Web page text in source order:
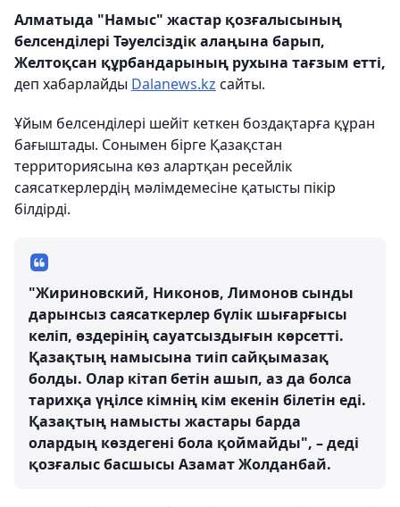
Алматыда "Намыс" жастар қозғалысының
белсенділері Тәуелсіздік алаңына барып,
Желтоқсан құрбандарының рухына тағзым етті,
деп хабарлайды Dalanews.kz сайты.
Ұйым белсенділері шейіт кеткен боздақтарға құран
бағыштады. Сонымен бірге Қазақстан
территориясына көз алартқан ресейлік
саясаткерлердің мәлімдемесіне қатысты пікір
білдірді.
"Жириновский, Никонов, Лимонов сынды
дарынсыз саясаткерлер бүлік шығарғысы
келіп, өздерінің сауатсыздығын көрсетті.
Қазақтың намысына тиіп сайқымазақ
болды. Олар кітап бетін ашып, аз да болса
тарихқа үңілсе кімнің кім екенін білетін еді.
Қазақтың намысты жастары барда
олардың көздегені бола қоймайды", – деді
қозғалыс басшысы Азамат Жолданбай.